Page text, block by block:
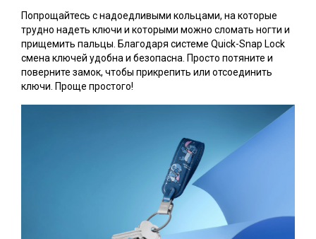
Попрощайтесь с надоедливыми кольцами, на которые
трудно надеть ключи и которыми можно сломать ногти и
прищемить пальцы. Благодаря системе Quick-Snap Lock
смена ключей удобна и безопасна. Просто потяните и
поверните замок, чтобы прикрепить или отсоединить
ключи. Проще простого!